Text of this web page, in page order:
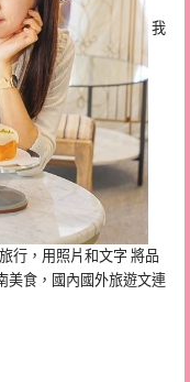
我
行，用照片和文字 將品
美食，國內國外旅遊文連